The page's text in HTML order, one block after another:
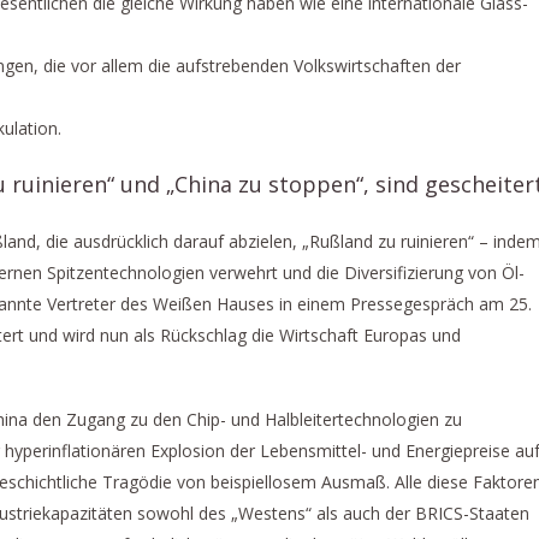
die vor allem die aufstrebenden Volkswirtschaften der
ruinieren“ und „China zu stoppen“, sind
die ausdrücklich darauf abzielen, „Rußland zu ruinieren“ – indem
Spitzentechnologien verwehrt und die Diversifizierung von Öl-
Vertreter des Weißen Hauses in einem Pressegespräch am 25.
und wird nun als Rückschlag die Wirtschaft Europas und
den Zugang zu den Chip- und Halbleitertechnologien zu
Explosion der Lebensmittel- und Energiepreise auf
Tragödie von beispiellosem Ausmaß. Alle diese
sowohl des „Westens“ als auch der BRICS-Staaten